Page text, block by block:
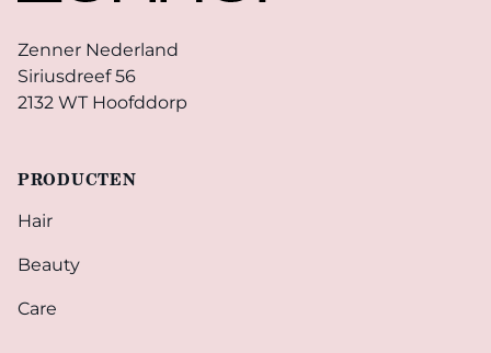
Zenner Nederland
Siriusdreef 56
2132 WT Hoofddorp
PRODUCTEN
Hair
Beauty
Care